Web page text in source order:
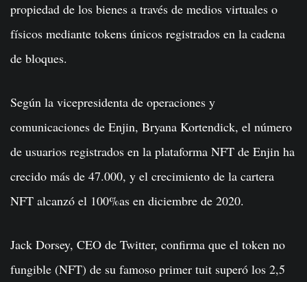
propiedad de los bienes a través de medios virtuales o
físicos mediante tokens únicos registrados en la cadena
de bloques.
Según la vicepresidenta de operaciones y
comunicaciones de Enjin, Bryana Kortendick, el número
de usuarios registrados en la plataforma NFT de Enjin ha
crecido más de 47.000, y el crecimiento de la cartera
NFT alcanzó el 100%as en diciembre de 2020.
Jack Dorsey, CEO de Twitter, confirma que el token no
fungible (NFT) de su famoso primer tuit superó los 2,5